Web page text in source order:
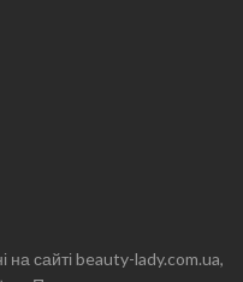
на сайті beauty-lady.com.ua,